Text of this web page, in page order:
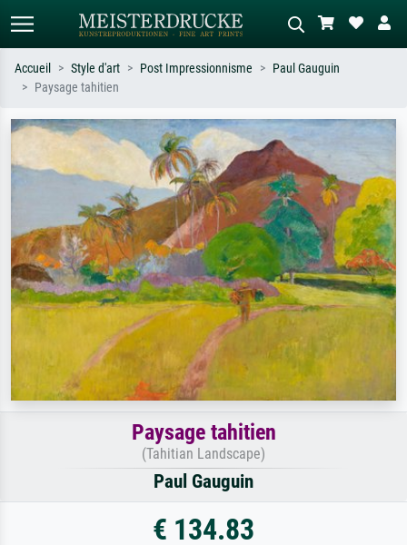
Recherchez par artiste, titre ou style –
ex. Monet, Nuit étoilée,
impressionnisme, vague de Hokusai,
nu.
Décrivez la scène – ex. prairie verte,
abstrait avec beaucoup de rouge,
tableau sombre, nu debout près d'un
arbre.
Accueil Style d'art Post Impressionnisme
Paul Gauguin
Paysage tahitien
Paysage tahitien
(Tahitian Landscape)
Paul Gauguin
€ 134.83